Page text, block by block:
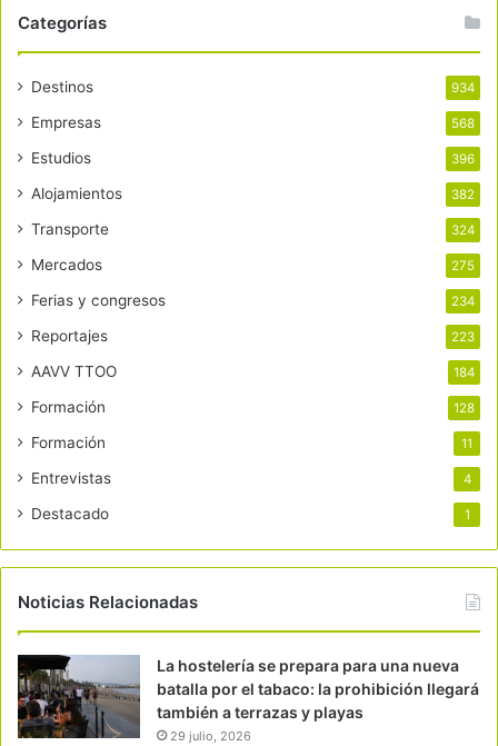
Categorías
Destinos 934
Empresas 568
Estudios 396
Alojamientos 382
Transporte 324
Mercados 275
Ferias y congresos 234
Reportajes 223
AAVV TTOO 184
Formación 128
Formación 11
Entrevistas 4
Destacado 1
Noticias Relacionadas
La hostelería se prepara para una nueva
batalla por el tabaco: la prohibición llegará
también a terrazas y playas
29 julio, 2026